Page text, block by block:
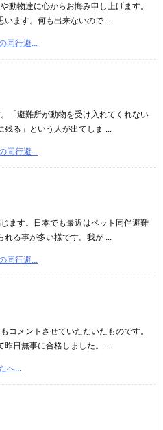
動物達に心からお悔み申し上げます。
います。何も出来ないので ...
同行避...
「避難所が動物を受け入れてくれない
残る」という人が出てしま ...
同行避...
ます。日本でも最近はペット同伴避難
れる事が多い様です。我が ...
同行避...
コメントさせていただいたものです。
昨日無事に合格しました。 ...
へ...